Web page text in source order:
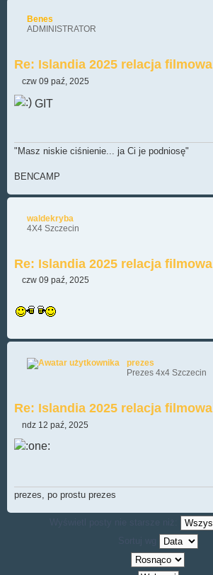
Benes
ADMINISTRATOR
Re: Islandia 2025 relacja filmowa
o
s
czw 09 paź, 2025
GIT
"Masz niskie ciśnienie... ja Ci je podniosę"
BENCAMP
waldekryba
4X4 Szczecin
Re: Islandia 2025 relacja filmowa
s
t
czw 09 paź, 2025
prezes
Prezes 4x4 Szczecin
Re: Islandia 2025 relacja filmowa
o
s
ndz 12 paź, 2025
prezes, po prostu prezes